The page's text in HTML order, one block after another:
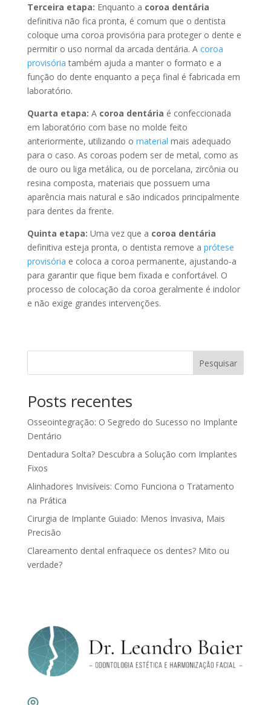
Terceira etapa: Enquanto a coroa dentária
definitiva não fica pronta, é comum que o dentista
coloque uma coroa provisória para proteger o dente e
permitir o uso normal da arcada dentária. A coroa
provisória também ajuda a manter o formato e a
função do dente enquanto a peça final é fabricada em
laboratório.
Quarta etapa: A coroa dentária é confeccionada
em laboratório com base no molde feito
anteriormente, utilizando o material mais adequado
para o caso. As coroas podem ser de metal, como as
de ouro ou liga metálica, ou de porcelana, zircônia ou
resina composta, materiais que possuem uma
aparência mais natural e são indicados principalmente
para dentes da frente.
Quinta etapa: Uma vez que a coroa dentária
definitiva esteja pronta, o dentista remove a prótese
provisória e coloca a coroa permanente, ajustando-a
para garantir que fique bem fixada e confortável. O
processo de colocação da coroa geralmente é indolor
e não exige grandes intervenções.
Pesquisar
Posts recentes
Osseointegração: O Segredo do Sucesso no Implante
Dentário
Dentadura Solta? Descubra a Solução com Implantes
Fixos
Alinhadores Invisíveis: Como Funciona o Tratamento
na Prática
Cirurgia de Implante Guiado: Menos Invasiva, Mais
Precisão
Clareamento dental enfraquece os dentes? Mito ou
verdade?